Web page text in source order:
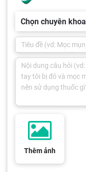
Chọn chuyên khoa
Thêm ảnh